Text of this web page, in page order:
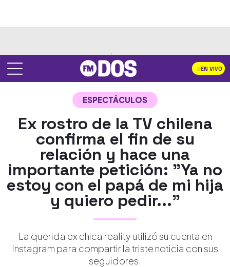
EN VIVO
ESPECTÁCULOS
Ex rostro de la TV chilena
confirma el fin de su
relación y hace una
importante petición: "Ya no
estoy con el papá de mi hija
y quiero pedir..."
La querida ex chica reality utilizó su cuenta en
Instagram para compartir la triste noticia con sus
seguidores.